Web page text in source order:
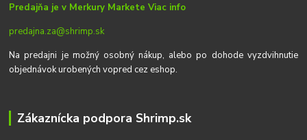
Predajňa je v Merkury MarketeViac info
predajna.za@shrimp.sk
Na predajni je možný osobný nákup, alebo po dohode vyzdvihnutie
objednávok urobených vopred cez eshop.
Zákaznícka podpora Shrimp.sk